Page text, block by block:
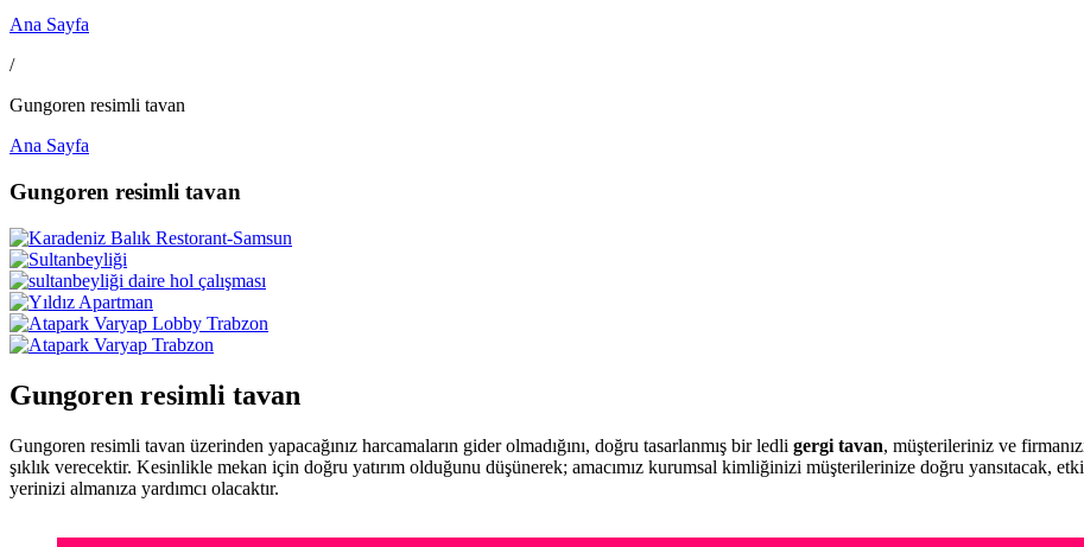
Ana Sayfa
/
Gungoren resimli tavan
Ana Sayfa
Gungoren resimli tavan
Gungoren resimli tavan
Gungoren resimli tavan üzerinden yapacağınız harcamaların gider olmadığını, doğru tasarlanmış bir ledli gergi tavan, müşterileriniz ve
şıklık verecektir. Kesinlikle mekan için doğru yatırım olduğunu düşünerek; amacımız kurumsal kimliğinizi müşterilerinize doğru yansıtacak,
yerinizi almanıza yardımcı olacaktır.